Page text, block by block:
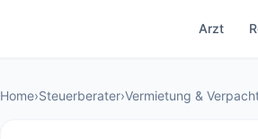
Arzt
Home›Steuerberater›Vermietung &